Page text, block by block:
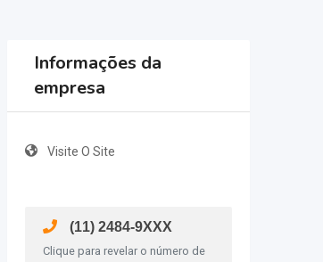
Informações da
empresa
Visite O Site
(11) 2484-9XXX
Clique para revelar o número de